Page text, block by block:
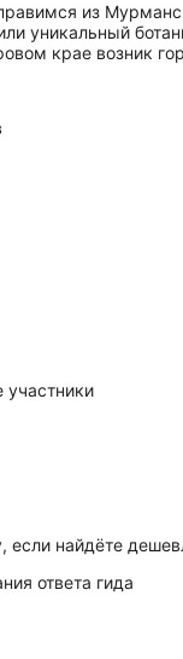
из
уникальный
крае возник
участники
если найдёте
ответа гида